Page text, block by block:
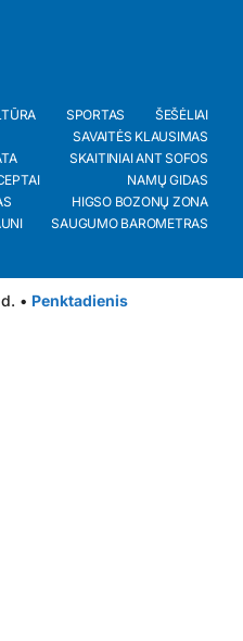
SPORTAS
ŠEŠĖLIAI
SAVAITĖS KLAUSIMAS
SKAITINIAI ANT SOFOS
NAMŲ GIDAS
HIGSO BOZONŲ ZONA
SAUGUMO BAROMETRAS
• Penktadienis